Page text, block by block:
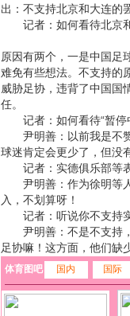
出：不支持北京和大连的
记者：如何看待北京和
原因有两个，一是中国足
难免有些想法。不支持的
威胁足协，违背了中国国
任。
记者：如何看待“暂停
尹明善：以前我是不赞
球迷肯定会更少了，但没
记者：实德俱乐部等表
尹明善：作为徐明等人
入，不划算呀！
记者：听说你不支持实
尹明善：不是不支持，
足协嘛！这方面，他们缺
体育图吧 国内 国际